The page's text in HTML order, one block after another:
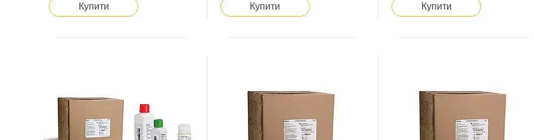
Купити Купити Купити